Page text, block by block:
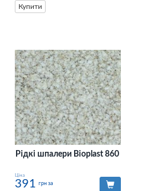
Купити
Рідкі шпалери Bioplast 860
Ціна
391 грн за